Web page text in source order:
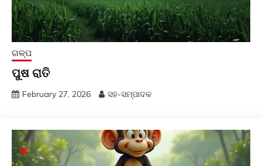
ଗଳ୍ପ
ପୁଷ ରାତି
February 27, 2026 ସହ-ସମ୍ପାଦକ